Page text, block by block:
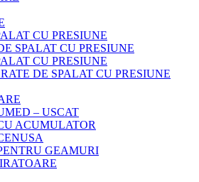
CU PRESIUNE
SPALAT CU PRESIUNE
CU PRESIUNE
DE SPALAT CU PRESIUNE
– USCAT
ACUMULATOR
GEAMURI